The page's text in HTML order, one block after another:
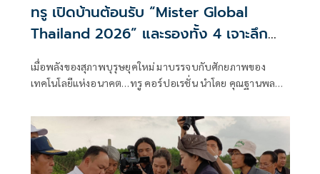
ทรู เปิดบ้านต้อนรับ “Mister Global
Thailand 2026” และรองทั้ง 4 เจาะลึก
พลัง AI เบื้องหลังโครงข่ายอัจฉริยะ พร้อม
สัมผัส Happy Workplace ส่งต่อ
วัฒนธรรม True 4C ขับเคลื่อนสุภาพบุรุษ
ยุคใหม่สู่อนาคต
เมื่อพลังของสุภาพบุรุษยุคใหม่ มาบรรจบกับศักยภาพของ
เทคโนโลยีแห่งอนาคต…ทรู คอร์ปอเรชั่น นำโดย คุณฐานพล
คุณโอลิเวอร์ กิตติพงษ์ วีระเตชะ หัวหน้าคณะผู้บริหารด้าน
แบรนด์และมีเดีย เปิดบ้านต้อนรับ Mister Global Thailand
2026 ราชา - ราชัน รุ่งไพรพนา และรองทั้ง 4 พร้อมด้วย
Mister